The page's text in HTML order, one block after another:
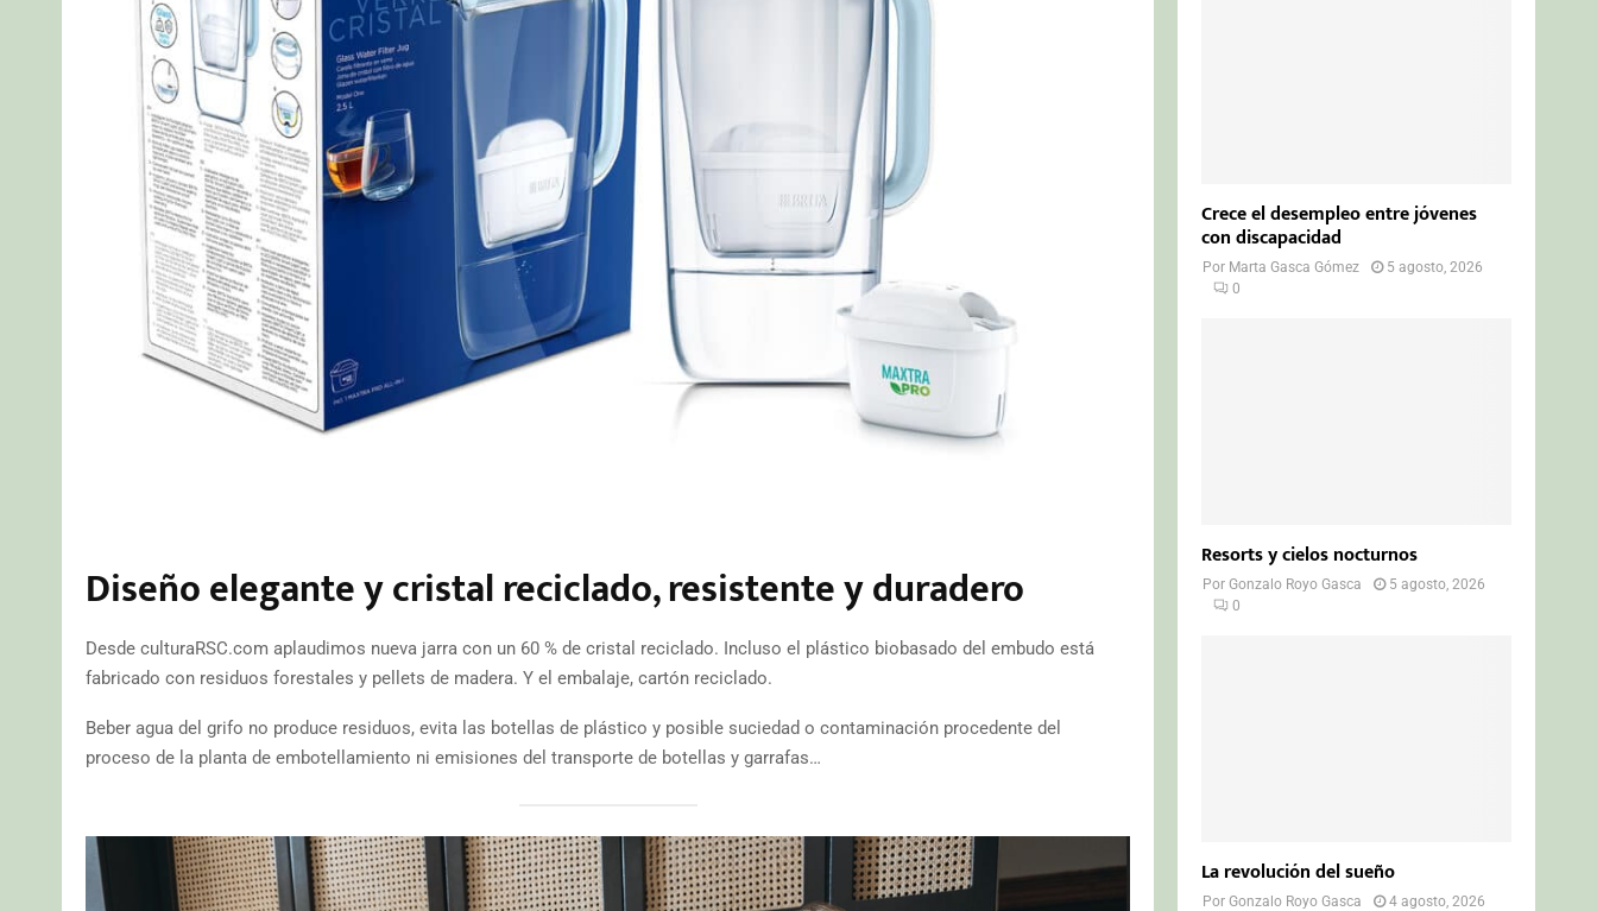
Diseño elegante y cristal reciclado, resistente y duradero
Desde culturaRSC.com aplaudimos nueva jarra con un 60 % de cristal reciclado. Incluso el plástico biobasado del embudo está
fabricado con residuos forestales y pellets de madera. Y el embalaje, cartón reciclado.
Beber agua del grifo no produce residuos, evita las botellas de plástico y posible suciedad o contaminación procedente del
proceso de la planta de embotellamiento ni emisiones del transporte de botellas y garrafas…
Crece el desempleo entre jóvenes
con discapacidad
Por Marta Gasca Gómez
5 agosto, 2026
0
Resorts y cielos nocturnos
PorGonzalo Royo Gasca
5 agosto, 2026
0
La revolución del sueño
PorGonzalo Royo Gasca
4 agosto, 2026